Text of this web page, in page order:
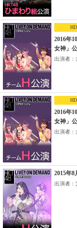
HD
2016年
女神」
出演者：
HD
2016年
女神」
出演者：
2015年
出演者：